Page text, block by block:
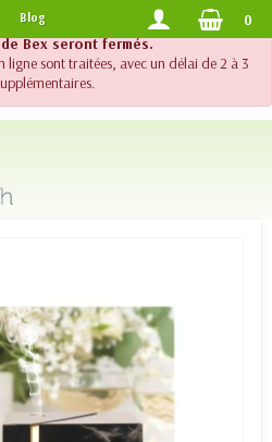
2026, le support téléphonique
Bex seront fermés.
ligne sont traitées, avec un délai de 2 à 3
PORTS OFFERTS DES 120.-
Blog 0